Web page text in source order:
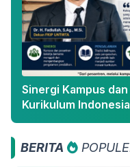
Sinergi Kampus
Kurikulum Indonesia
BERITA